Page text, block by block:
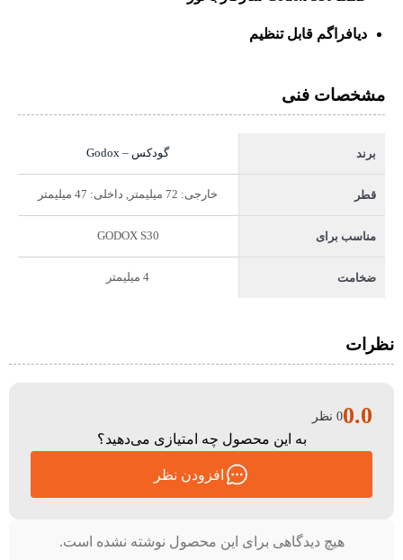
دیافراگم قابل تنظیم
مشخصات فنی
برند گودکس – Godox
قطر خارجی: 72 میلیمتر, داخلی: 47 میلیمتر
مناسب برای GODOX S30
ضخامت 4 میلیمتر
نظرات
هیچ دیدگاهی برای این محصول نوشته نشده است.
0.00 نظر
به این محصول چه امتیازی می‌دهید؟
افزودن نظر